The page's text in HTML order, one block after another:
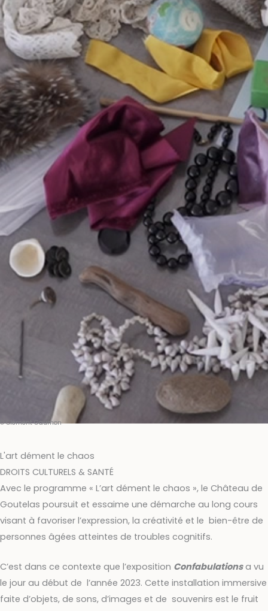
© Clément Gaumon
L'art dément le chaos
DROITS CULTURELS & SANTÉ
Avec le programme « L’art dément le chaos », le Château de
Goutelas poursuit et essaime une démarche au long cours
visant à favoriser l’expression, la créativité et le bien-être de
personnes âgées atteintes de troubles cognitifs.
C’est dans ce contexte que l’exposition Confabulations a vu
le jour au début de l’année 2023. Cette installation immersive
faite d’objets, de sons, d’images et de souvenirs est le fruit